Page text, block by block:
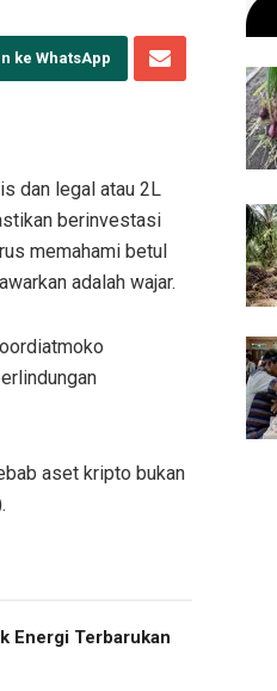
ke WhatsApp
dan legal atau 2L
berinvestasi
memahami betul
adalah wajar.
aset kripto bukan
Energi Terbarukan